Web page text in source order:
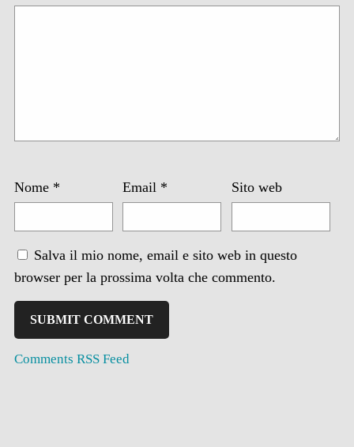
Nome * Email * Sito web
Salva il mio nome, email e sito web in questo
browser per la prossima volta che commento.
Comments RSS Feed